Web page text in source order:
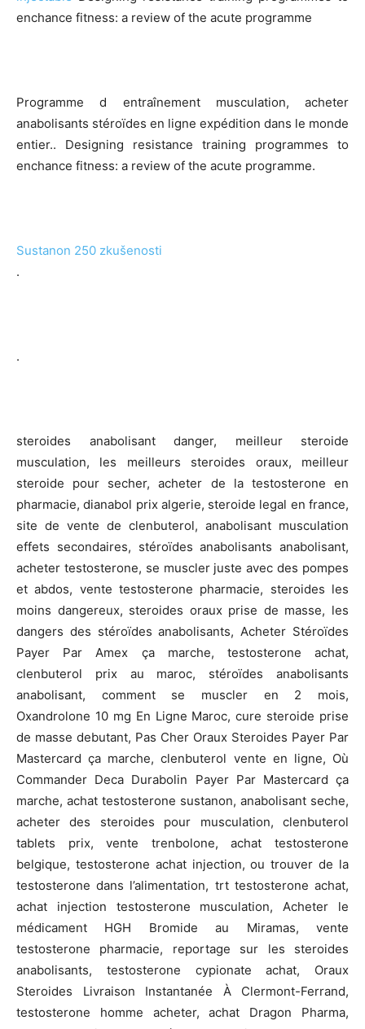
enchance fitness: a review of the acute programme
Programme d entraînement musculation, acheter
anabolisants stéroïdes en ligne expédition dans le monde
entier.. Designing resistance training programmes to
enchance fitness: a review of the acute programme.
Sustanon 250 zkušenosti
.
.
steroides anabolisant danger, meilleur steroide
musculation, les meilleurs steroides oraux, meilleur
steroide pour secher, acheter de la testosterone en
pharmacie, dianabol prix algerie, steroide legal en france,
site de vente de clenbuterol, anabolisant musculation
effets secondaires, stéroïdes anabolisants anabolisant,
acheter testosterone, se muscler juste avec des pompes
et abdos, vente testosterone pharmacie, steroides les
moins dangereux, steroides oraux prise de masse, les
dangers des stéroïdes anabolisants, Acheter Stéroïdes
Payer Par Amex ça marche, testosterone achat,
clenbuterol prix au maroc, stéroïdes anabolisants
anabolisant, comment se muscler en 2 mois,
Oxandrolone 10 mg En Ligne Maroc, cure steroide prise
de masse debutant, Pas Cher Oraux Steroides Payer Par
Mastercard ça marche, clenbuterol vente en ligne, Où
Commander Deca Durabolin Payer Par Mastercard ça
marche, achat testosterone sustanon, anabolisant seche,
acheter des steroides pour musculation, clenbuterol
tablets prix, vente trenbolone, achat testosterone
belgique, testosterone achat injection, ou trouver de la
testosterone dans l’alimentation, trt testosterone achat,
achat injection testosterone musculation, Acheter le
médicament HGH Bromide au Miramas, vente
testosterone pharmacie, reportage sur les steroides
anabolisants, testosterone cypionate achat, Oraux
Steroides Livraison Instantanée À Clermont-Ferrand,
testosterone homme acheter, achat Dragon Pharma,